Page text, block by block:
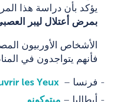
يؤكد بأن دراسة هذا
بمرض أعتلال ليبر
الأشخاص الأوربيون
فأنهم يتواجدون في
فرنسا – Ouvrir les Yeux
أيطاليا – ميتوكونو